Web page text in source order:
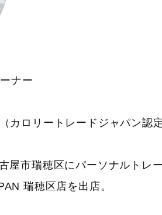
ナー
カロリートレードジャパン認定
屋市瑞穂区にパーソナルトレ
瑞穂区店を出店。